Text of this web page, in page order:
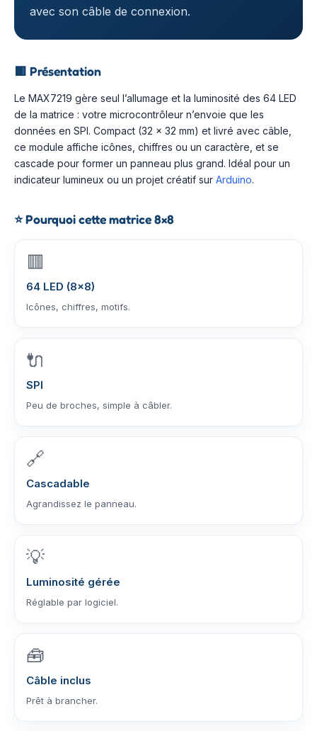
avec son câble de connexion.
🟥 Présentation
Le MAX7219 gère seul l’allumage et la luminosité des 64 LED
de la matrice : votre microcontrôleur n’envoie que les
données en SPI. Compact (32 × 32 mm) et livré avec câble,
ce module affiche icônes, chiffres ou un caractère, et se
cascade pour former un panneau plus grand. Idéal pour un
indicateur lumineux ou un projet créatif sur Arduino.
⭐Pourquoi cette matrice 8×8
🟥
64 LED (8×8)
Icônes, chiffres, motifs.
🔌
SPI
Peu de broches, simple à câbler.
🔗
Cascadable
Agrandissez le panneau.
💡
Luminosité gérée
Réglable par logiciel.
🧰
Câble inclus
Prêt à brancher.